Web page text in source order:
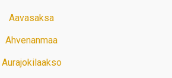
Aavasaksa
Ahvenanmaa
Aurajokilaakso